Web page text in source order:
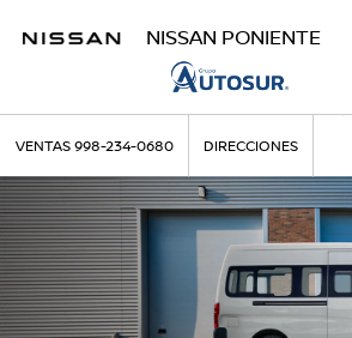
NISSAN PONIENTE
VENTAS998-234-0680 DIRECCIONES